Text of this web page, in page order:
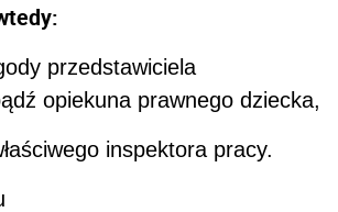
przedstawiciela
opiekuna prawnego dziecka,
inspektora pracy.